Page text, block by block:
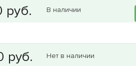
В наличии
Нет в наличии